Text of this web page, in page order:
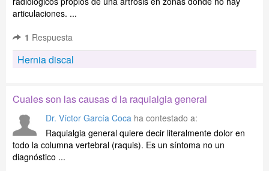
articulaciones. ...
1 Respuesta
Hernia discal
Cuales son las causas d la raquialgia general
Dr. Víctor García Coca ha contestado a:
Raquialgia general quiere decir literalmente dolor en
todo la columna vertebral (raquis). Es un síntoma no un
diagnóstico ...